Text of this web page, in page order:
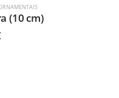
(10 cm)